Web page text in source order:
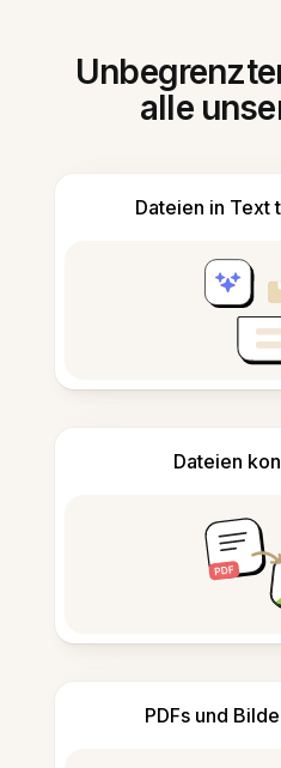
alle
Dateien in Text
Dateien
PDFs und